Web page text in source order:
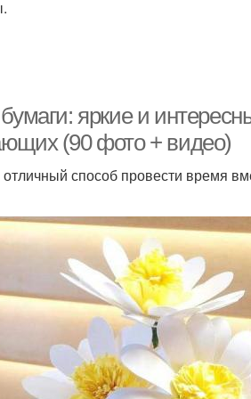
яркие и
(90 фото + видео)
способ провести время